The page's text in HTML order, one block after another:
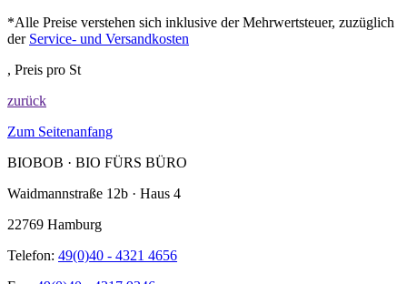
*Alle Preise verstehen sich inklusive der Mehrwertsteuer, zuzüglich
der Service- und Versandkosten
, Preis pro St
zurück
Zum Seitenanfang
BIOBOB · BIO FÜRS BÜRO
Waidmannstraße 12b · Haus 4
22769 Hamburg
Telefon: 49(0)40 - 4321 4656